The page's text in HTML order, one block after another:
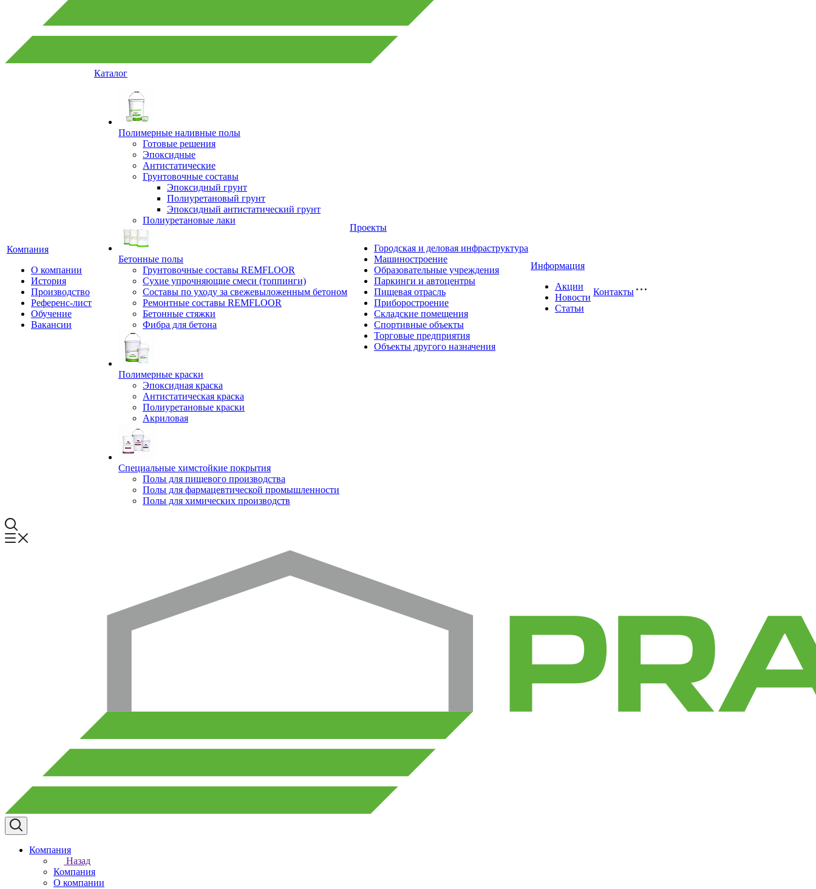
Компания
О компании
История
Производство
Референс-лист
Обучение
Вакансии
Каталог
Полимерные наливные полы
Готовые решения
Эпоксидные
Антистатические
Грунтовочные составы
Эпоксидный грунт
Полиуретановый грунт
Эпоксидный антистатический грунт
Полиуретановые лаки
Бетонные полы
Грунтовочные составы REMFLOOR
Сухие упрочняющие смеси (топпинги)
Составы по уходу за свежевыложенным бетоном
Ремонтные составы REMFLOOR
Бетонные стяжки
Фибра для бетона
Полимерные краски
Эпоксидная краска
Антистатическая краска
Полиуретановые краски
Акриловая
Специальные химстойкие покрытия
Полы для пищевого производства
Полы для фармацевтической промышленности
Полы для химических производств
Проекты
Городская и деловая инфраструктура
Машиностроение
Образовательные учреждения
Паркинги и автоцентры
Пищевая отрасль
Приборостроение
Складские помещения
Спортивные объекты
Торговые предприятия
Объекты другого назначения
Информация
Акции
Новости
Статьи
Контакты
Компания
Назад
Компания
О компании